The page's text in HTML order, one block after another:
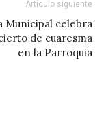
Artículo siguiente
Municipal celebra
de cuaresma
en la Parroquia